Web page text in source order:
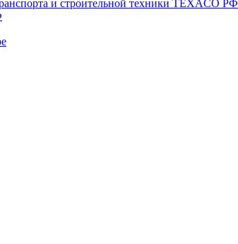
и строительной техники TEXACO РФ